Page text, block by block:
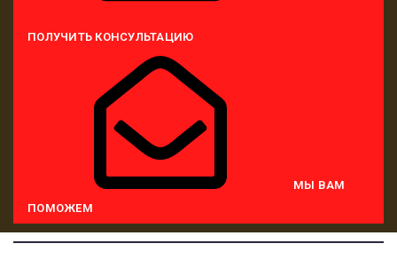
ПОЛУЧИТЬ КОНСУЛЬТАЦИЮ
МЫ ВАМ
ПОМОЖЕМ